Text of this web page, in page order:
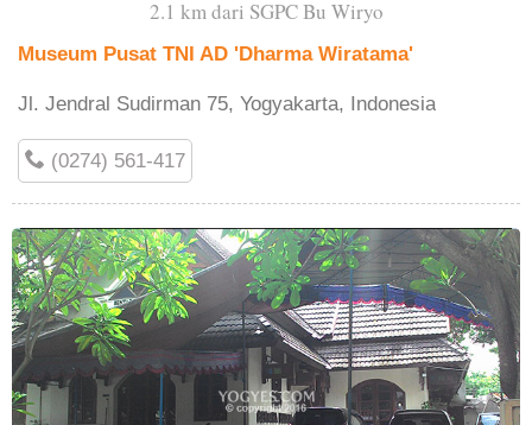
2.1 km dari SGPC Bu Wiryo
Museum Pusat TNI AD 'Dharma Wiratama'
Jl. Jendral Sudirman 75, Yogyakarta, Indonesia
(0274) 561-417